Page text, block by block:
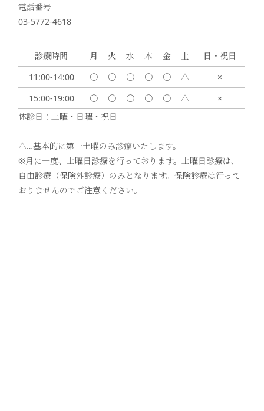
電話番号
03-5772-4618
診療時間 月 火 水 木 金 土
日・祝日
11:00-14:00
〇 〇 〇 〇 〇 △
×
15:00-19:00
〇 〇 〇 〇 〇 △
×
休診日：土曜・日曜・祝日
△…基本的に第一土曜のみ診療いたします。
※月に一度、土曜日診療を行っております。土曜日診療は、
自由診療（保険外診療）のみとなります。保険診療は行って
おりませんのでご注意ください。